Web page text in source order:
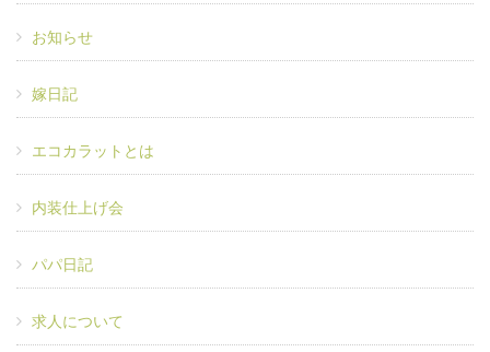
お知らせ
嫁日記
エコカラットとは
内装仕上げ会
パパ日記
求人について